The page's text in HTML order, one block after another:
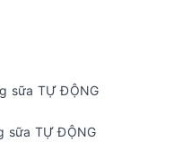
sữa TỰ ĐỘNG
sữa TỰ ĐỘNG